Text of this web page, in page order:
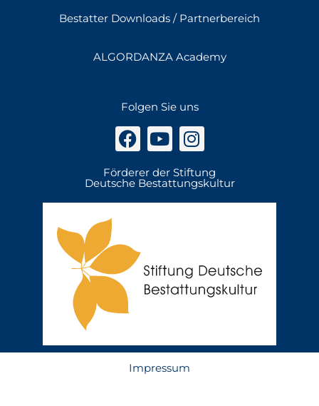
Bestatter Downloads / Partnerbereich
ALGORDANZA Academy
Folgen Sie uns
Förderer der Stiftung
Deutsche Bestattungskultur
Impressum